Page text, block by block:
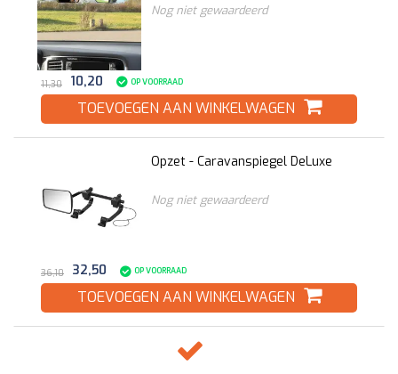
Nog niet gewaardeerd
11,30 10,20 OP VOORRAAD
TOEVOEGEN AAN WINKELWAGEN
Opzet - Caravanspiegel DeLuxe
Nog niet gewaardeerd
36,10 32,50 OP VOORRAAD
TOEVOEGEN AAN WINKELWAGEN